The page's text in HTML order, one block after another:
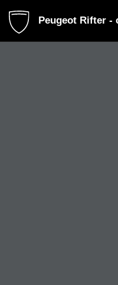
Peugeot Rifter -